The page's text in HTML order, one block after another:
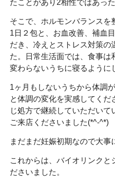
たことがあり2相性ではあった
そこで、ホルモンバランスを
1日２包と、お血改善、補血
だき、冷えとストレス対策の
た。日常生活面では、食事は
変わらないうちに寝るように
1ヶ月もしないうちから体調
と体調の変化を実感してくだ
じ処方で継続していただい
ご来店くださいました(*^-^*)
まだまだ妊娠初期なので大事
これからは、バイオリンクと
ださいました。